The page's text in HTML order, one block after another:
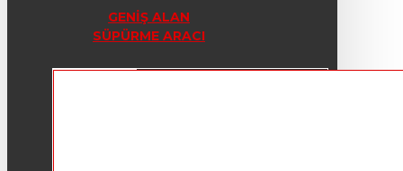
GENIŞ ALAN
SÜPÜRME ARACI